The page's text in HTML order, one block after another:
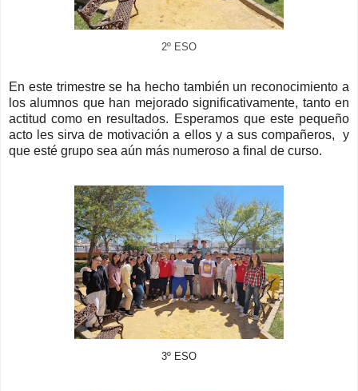
2º ESO
En este trimestre se ha hecho también un reconocimiento a
los alumnos que han mejorado significativamente, tanto en
actitud como en resultados. Esperamos que este pequeño
acto les sirva de motivación a ellos y a sus compañeros, y
que esté grupo sea aún más numeroso a final de curso.
3º ESO